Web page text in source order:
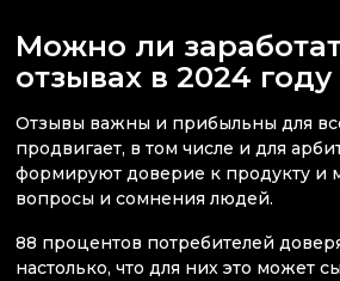
Можно ли
отзывах в 2024 году
Отзывы важны и прибыльны для
продвигает, в том числе и для
формируют доверие к продукту и
вопросы и сомнения людей.
88 процентов потребителей
настолько, что для них это может